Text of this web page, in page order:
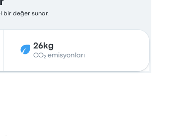
bir değer sunar.
26kg
CO₂ emisyonları